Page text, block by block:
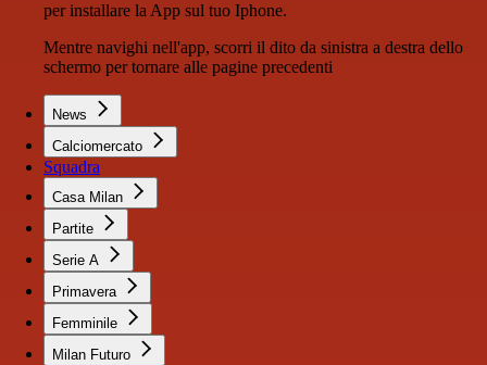
per installare la App sul tuo Iphone.
Mentre navighi nell'app, scorri il dito da sinistra a destra dello
schermo per tornare alle pagine precedenti
News
Calciomercato
Squadra
Casa Milan
Partite
Serie A
Primavera
Femminile
Milan Futuro